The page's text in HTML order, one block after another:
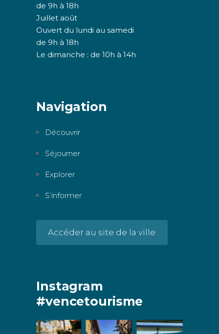
de 9h à 18h
Juillet août
Ouvert du lundi au samedi
de 9h à 18h
Le dimanche : de 10h à 14h
Navigation
Découvrir
Séjourner
Explorer
S’informer
Accéder au site de la ville
Instagram
#vencetourisme